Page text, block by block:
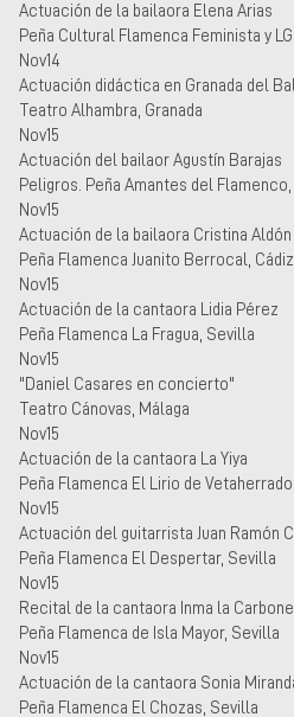
Actuación de la bailaora Elena Arias
Peña Cultural Flamenca Feminista y
Nov14
Actuación didáctica en Granada del
Teatro Alhambra, Granada
Nov15
Actuación del bailaor Agustín Barajas
Peligros. Peña Amantes del Flamenco,
Nov15
Actuación de la bailaora Cristina Aldón
Peña Flamenca Juanito Berrocal, Cádiz
Nov15
Actuación de la cantaora Lidia Pérez
Peña Flamenca La Fragua, Sevilla
Nov15
"Daniel Casares en concierto"
Teatro Cánovas, Málaga
Nov15
Actuación de la cantaora La Yiya
Peña Flamenca El Lirio de
Nov15
Actuación del guitarrista Juan Ramón
Peña Flamenca El Despertar, Sevilla
Nov15
Recital de la cantaora Inma la
Peña Flamenca de Isla Mayor, Sevilla
Nov15
Actuación de la cantaora Sonia
Peña Flamenca El Chozas, Sevilla